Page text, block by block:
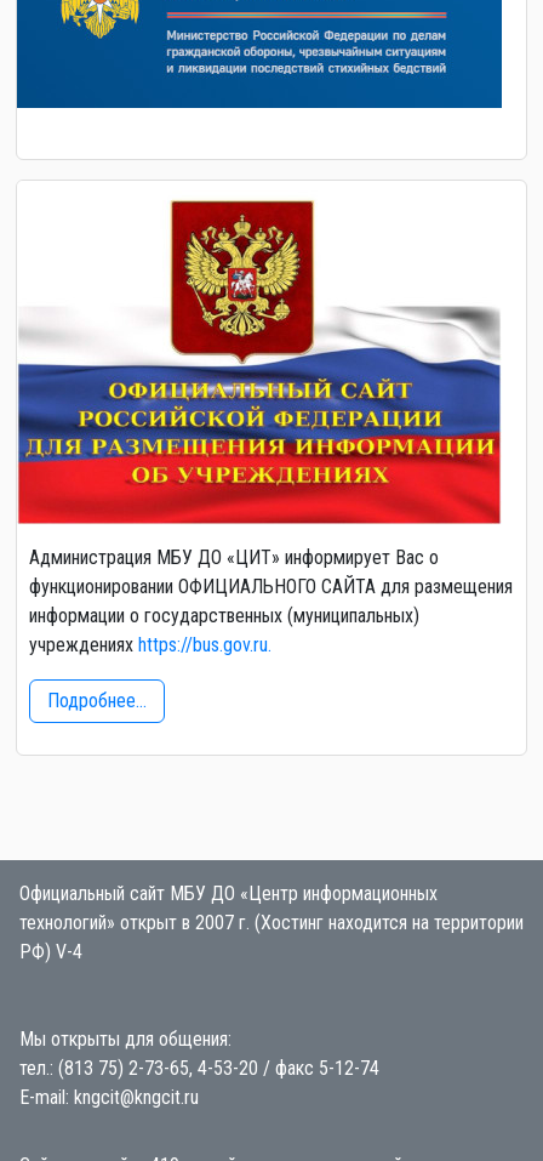
Администрация МБУ ДО «ЦИТ» информирует Вас о
функционировании ОФИЦИАЛЬНОГО САЙТА для размещения
информации о государственных (муниципальных)
учреждениях https://bus.gov.ru.
Подробнее...
Официальный сайт МБУ ДО «Центр информационных
технологий» открыт в 2007 г. (Хостинг находится на территории
РФ) V-4
Мы открыты для общения:
тел.: (813 75) 2-73-65, 4-53-20 / факс 5-12-74
E-mail: kngcit@kngcit.ru